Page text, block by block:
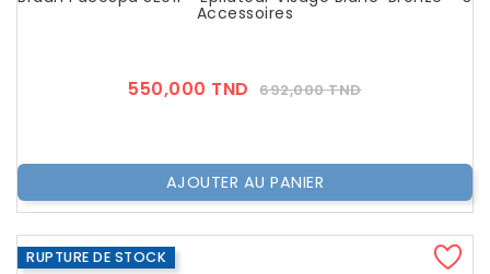
Accessoires
550,000 TND Prix
692,000 TNDPrix
AJOUTER AU PANIER
RUPTURE DE STOCK